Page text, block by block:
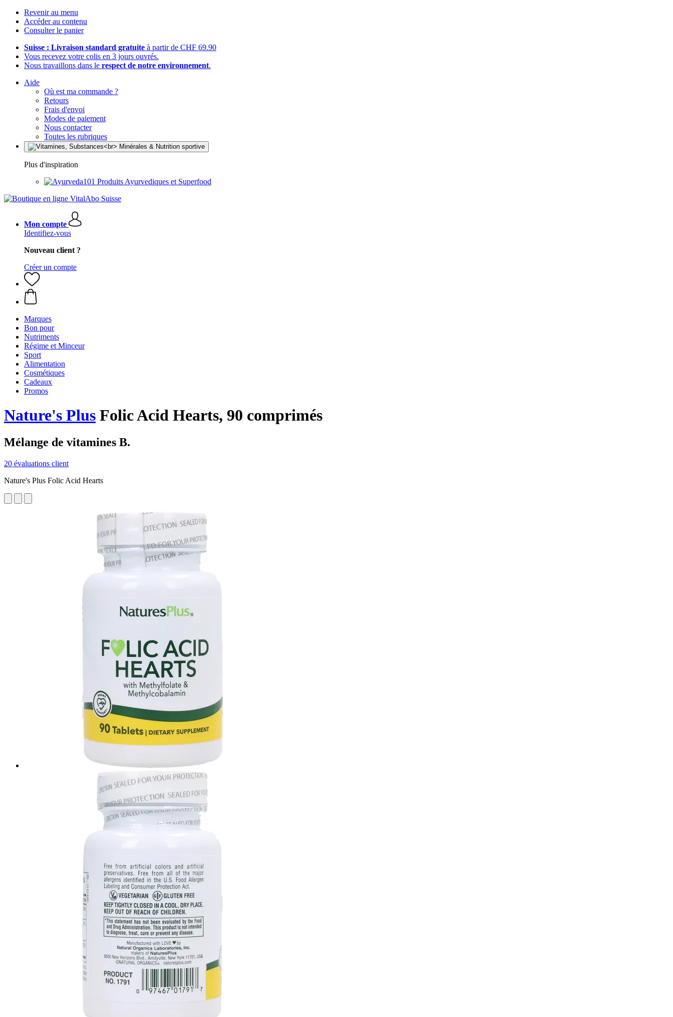
Revenir au menu
Accéder au contenu
Consulter le panier
Suisse : Livraison standard gratuite à partir de CHF 69.90
Vous recevez votre colis en 3 jours ouvrés.
Nous travaillons dans le respect de notre environnement.
Aide
Où est ma commande ?
Retours
Frais d'envoi
Modes de paiement
Nous contacter
Toutes les rubriques
Plus d'inspiration
Produits Ayurvediques et Superfood
Mon compte
Identifiez-vous
Nouveau client ?
Créer un compte
Marques
Bon pour
Nutriments
Régime et Minceur
Sport
Alimentation
Cosmétiques
Cadeaux
Promos
Nature's Plus Folic Acid Hearts, 90 comprimés
Mélange de vitamines B.
20 évaluations client
Nature's Plus Folic Acid Hearts